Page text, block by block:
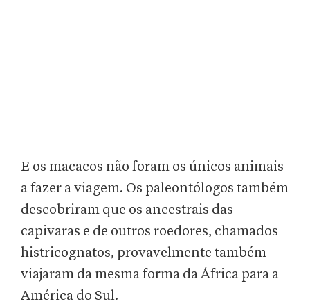
E os macacos não foram os únicos animais
a fazer a viagem. Os paleontólogos também
descobriram que os ancestrais das
capivaras e de outros roedores, chamados
histricognatos, provavelmente também
viajaram da mesma forma da África para a
América do Sul.